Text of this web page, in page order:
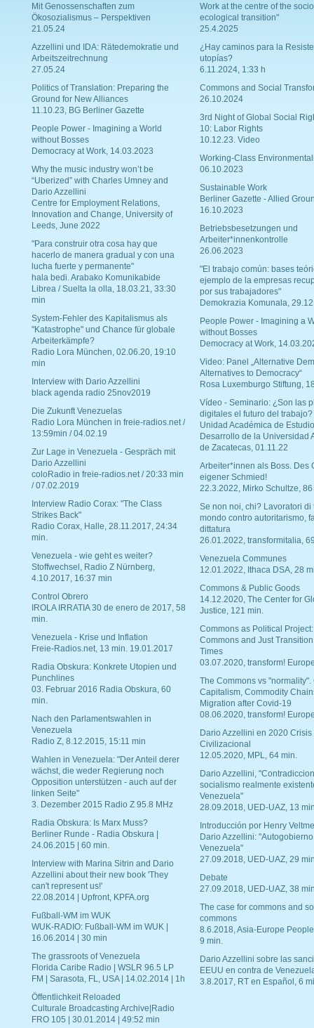
Mit Genossenschaften zum
Ökosozialismus – Perspektiven
21.05.24
Azzellini und IDA: Rätedemokratie und
Arbeitszeitrechnung
27.05.24
Politics of Translation: Preparing the
Ground for New Alliances
11.10.23, BG Berliner Gazette
People Power - Imagining a World
without Bosses
Democracy at Work, 14.03.2023
Why the music industry won’t be
“Uberized” with Charles Umney and
Dario Azzellini
Centre for Employment Relations,
Innovation and Change, University of
Leeds, June 2022
"Para construir otra cosa hay que
hacerlo de manera gradual y con una
lucha fuerte y permanente"
hala bedi. Arabako Komunikabide
Librea / Suelta la olla, 18.03.21, 33:30
min
System-Fehler des Kapitalismus als
"Katastrophe" und Chance für globale
Arbeiterkämpfe?
Radio Lora München, 02.06.20, 19:10
min
Interview with Dario Azzellini
black agenda radio 25nov2019
Die Zukunft Venezuelas
Radio Lora München in freie-radios.net /
13:59min / 04.02.19
Zur Lage in Venezuela - Gespräch mit
Dario Azzellini
coloRadio in freie-radios.net / 20:33 min
/ 07.02.2019
Interview Radio Corax: "The Class
Strikes Back"
Radio Corax, Halle, 28.11.2017, 24:34
min.
Venezuela - wie geht es weiter?
Stoffwechsel, Radio Z Nürnberg,
4.10.2017, 16:37 min
Control Obrero
IROLA IRRATIA 30 de enero de 2017, 58
min.
Venezuela - Krise und Inflation
Freie-Radios.net, 13 min. 19.01.2017
Radia Obskura: Konkrete Utopien und
Punchlines
03. Februar 2016 Radia Obskura, 60
min.
Nach den Parlamentswahlen in
Venezuela
Radio Z, 8.12.2015, 15:11 min
Wahlen in Venezuela: "Der Anteil derer
wächst, die weder Regierung noch
Opposition unterstützen - auch auf der
linken Seite"
3. Dezember 2015 Radio Z 95.8 MHz
Radia Obskura: Is Marx Muss?
Berliner Runde - Radia Obskura |
24.06.2015 | 60 min.
Interview with Marina Sitrin and Dario
Azzellini about their new book 'They
can't represent us!'
22.08.2014 | Upfront, KPFA.org
Fußball-WM im WUK
WUK-RADIO: Fußball-WM im WUK |
16.06.2014 | 30 min
The grassroots of Venezuela
Florida Caribe Radio | WSLR 96.5 LP
FM | Sarasota, FL, USA | 14.02.2014 | 1h
Öffentlichkeit Reloaded
Culturale Broadcasting Archive|Radio
FRO 105 | 30.01.2014 | 49:52 min
Work at the centre of the
ecological transition"
25.4.2025
¿Hay caminos para la
utopías?
6.11.2024, 1:33 h
Commons and Social
26.10.2024
3rd Night of Global Social
10: Labor Rights
10.12.23. Video
Working-Class
06.10.2023
Sustainable Work
Berliner Gazette - Allied
16.10.2023
Betriebsbesetzungen und
Arbeiter*innenkontrolle
26.06.2023
"El trabajo común: bases
ejemplo de la empresas
por sus trabajadores"
Demokrazia Komunala,
People Power - Imagining a
without Bosses
Democracy at Work,
Video: Panel „Alternative
Alternatives to Democracy“
Rosa Luxemburgo Stiftung,
Vídeo - Seminario: ¿Son las
digitales el futuro del trabajo?
Unidad Académica de
Desarrollo de la Universidad
de Zacatecas, 01.11.22
Arbeiter*innen als Boss. Des
eigener Schmied!
22.3.2022, Mirko Schultze, 86
Se non noi, chi? Lavoratori di
mondo contro autoritarismo,
dittatura
26.01.2022, transformitalia,
Venezuela Communes
12.01.2022, Ithaca DSA, 28
Commons & Public Goods
14.12.2020, The Center for
Justice, 121 min.
Commons as Political Project:
Commons and Just
Times
03.07.2020, transform!
The Commons vs "normality".
Capitalism, Commodity
Migration after Covid-19
08.06.2020, transform!
Dario Azzellini en 2020 Crisis
Civilizacional
12.05.2020, MPL, 64 min.
Dario Azzellini,
socialismo realmente
Venezuela"
28.09.2018, UED-UAZ, 13
Introducción por Henry
Dario Azzellini:
Venezuela"
27.09.2018, UED-UAZ, 29
Debate
27.09.2018, UED-UAZ, 38
The case for commons and
commons
8.6.2018, Asia-Europe
9 min.
Dario Azzellini sobre las
EEUU en contra de
3.8.2017, RT en Español, 6